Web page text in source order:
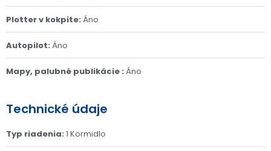
Plotter v kokpite: Áno
Autopilot: Áno
Mapy, palubné publikácie : Áno
Technické údaje
Typ riadenia: 1 Kormidlo